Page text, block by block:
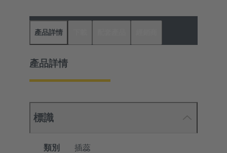
產品詳情
產品詳情
標識
類別 插蕊